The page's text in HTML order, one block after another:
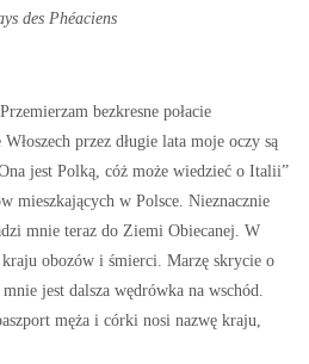
des Phéaciens
bezkresne połacie
przez długie lata moje oczy są
jest Polką, cóż może wiedzieć o Italii”
mieszkających w Polsce. Nieznacznie
mnie teraz do Ziemi Obiecanej. W
obozów i śmierci. Marzę skrycie o
jest dalsza wędrówka na wschód.
męża i córki nosi nazwę kraju,